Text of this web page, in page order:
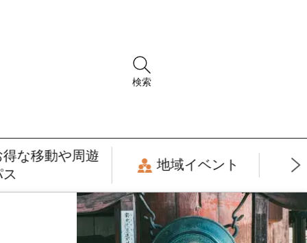
検索
得な移動や周遊
地域イベント